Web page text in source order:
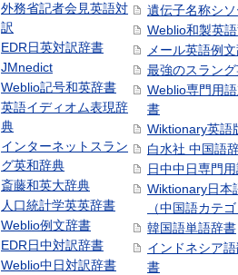
外務省記者会見英語対
訳
EDR日英対訳辞書
JMnedict
Weblio記号和英辞書
英語イディオム表現辞
典
インターネットスラン
グ英和辞典
斎藤和英大辞典
人口統計学英英辞書
Weblio例文辞書
EDR日中対訳辞書
Weblio中日対訳辞書
遺伝子名称シ
Weblio和製英
メール英語例
最強のスラン
Weblio専門用
書
Wiktionary英語
白水社 中国語
日中中日専門
Wiktionary日本
（中国語カテ
韓国語単語辞書
インドネシア
書